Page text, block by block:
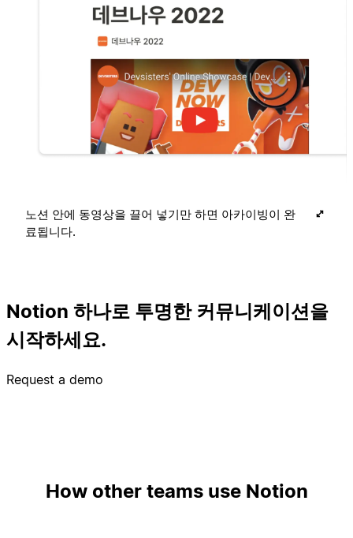
노션 안에 동영상을 끌어 넣기만 하면 아카이빙이 완
료됩니다.
Notion 하나로 투명한 커뮤니케이션을
시작하세요.
Request a demo
How other teams use Notion